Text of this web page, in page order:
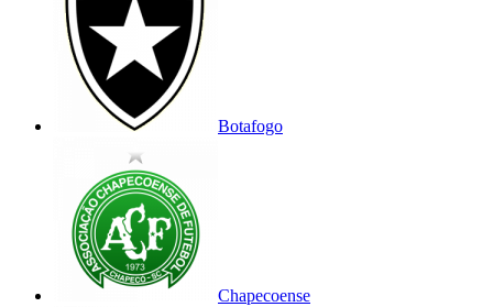
Botafogo
Chapecoense